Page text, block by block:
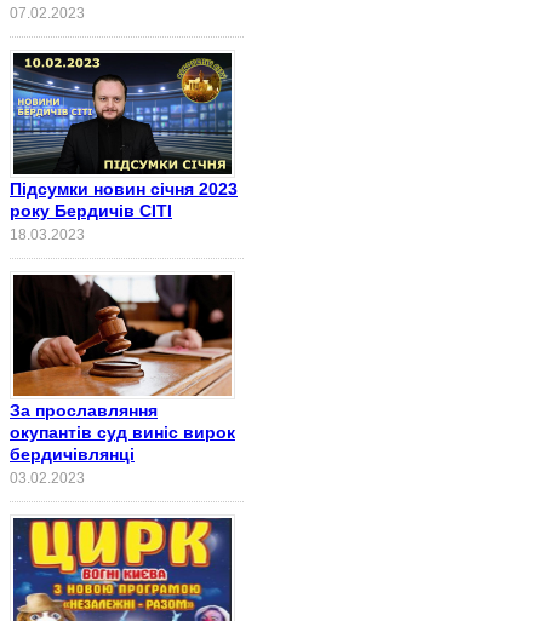
07.02.2023
Підсумки новин січня 2023
року Бердичів СІТІ
18.03.2023
За прославляння
окупантів суд виніс вирок
бердичівлянці
03.02.2023